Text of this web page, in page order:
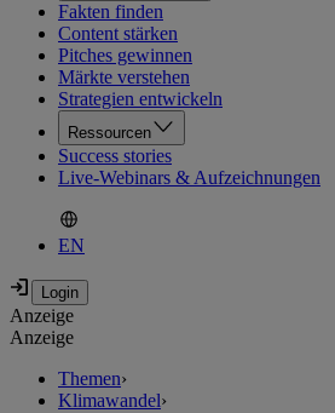
Fakten finden
Content stärken
Pitches gewinnen
Märkte verstehen
Strategien entwickeln
Ressourcen
Success stories
Live-Webinars & Aufzeichnungen
EN
Anzeige
Anzeige
Themen›
Klimawandel›